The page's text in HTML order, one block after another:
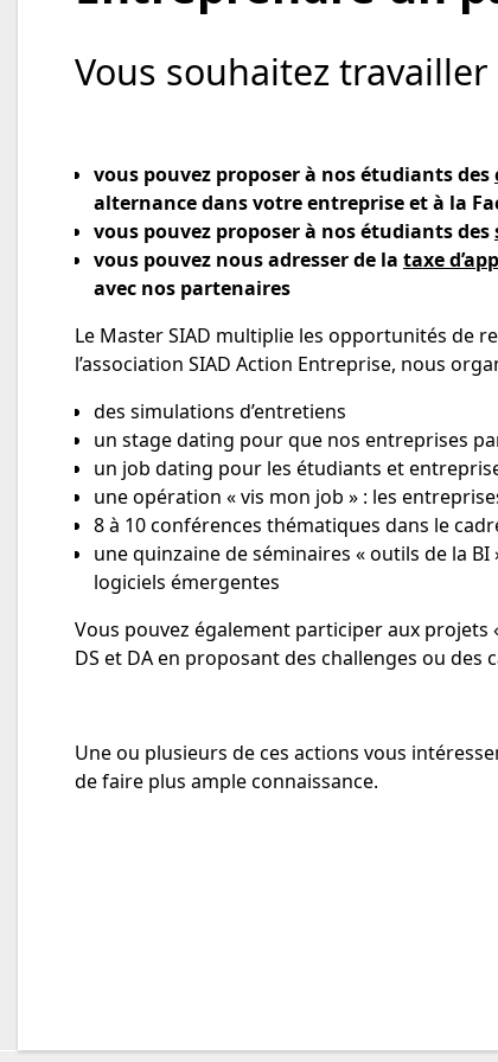
Vous souhaitez travailler
vous pouvez proposer à nos étudiants des
alternance dans votre entreprise et à la
vous pouvez proposer à nos étudiants des
vous pouvez nous adresser de la taxe
avec nos partenaires
Le Master SIAD multiplie les opportunités de
l’association SIAD Action Entreprise, nous
des simulations d’entretiens
un stage dating pour que nos entreprises
un job dating pour les étudiants et
une opération « vis mon job » : les
8 à 10 conférences thématiques dans le
une quinzaine de séminaires « outils de la
logiciels émergentes
Vous pouvez également participer aux projets
DS et DA en proposant des challenges ou des
Une ou plusieurs de ces actions vous
de faire plus ample connaissance.